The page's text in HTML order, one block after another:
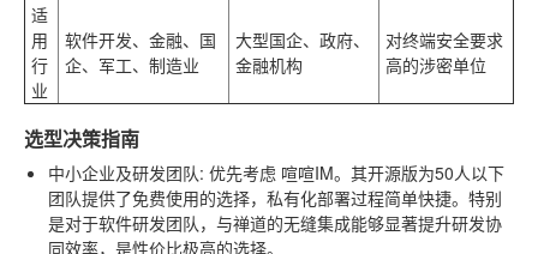
适
用
行
业
软件开发、金融、国
企、军工、制造业
大型国企、政府、
金融机构
对终端安全要求
高的涉密单位
选型决策指南
中小企业及研发团队: 优先考虑 喧喧IM。其开源版为50人以下
团队提供了免费使用的选择，私有化部署过程简单快捷。特别
是对于软件研发团队，与禅道的无缝集成能够显著提升研发协
同效率，是性价比极高的选择。